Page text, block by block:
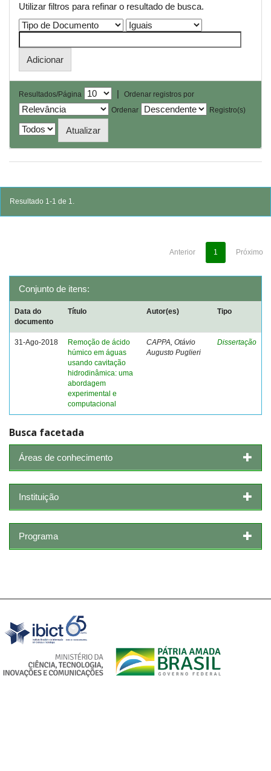
Utilizar filtros para refinar o resultado de busca.
Resultados/Página |
Ordenar registros por
Ordenar
Registro(s)
Resultado 1-1 de 1.
Anterior 1 Próximo
Conjunto de itens:
Data do
documento
Título Autor(es) Tipo
31-Ago-2018
Remoção de ácido
húmico em águas
usando cavitação
hidrodinâmica: uma
abordagem
experimental e
computacional
CAPPA, Otávio
Augusto Puglieri
Dissertação
Busca facetada
Áreas de conhecimento
Instituição
Programa